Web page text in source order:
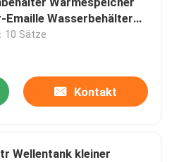
Emaille Wasserbehälter
Heimgebrauch
10 Sätze
Kontakt
Wellentank kleiner